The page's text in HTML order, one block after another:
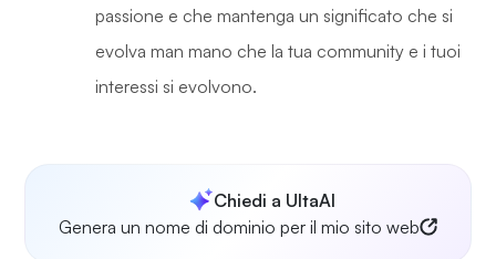
passione e che mantenga un significato che si
evolva man mano che la tua community e i tuoi
interessi si evolvono.
Chiedi a UltaAI
Genera un nome di dominio per il mio sito web